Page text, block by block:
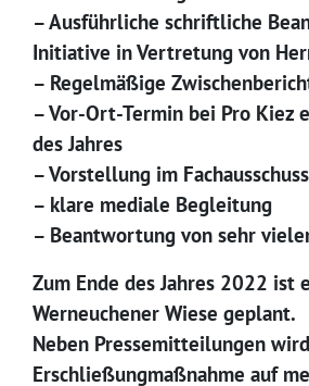
– Ausführliche schriftliche
Initiative in Vertretung von
– Regelmäßige
– Vor-Ort-Termin bei Pro Kiez
des Jahres
– Vorstellung im
– klare mediale Begleitung
– Beantwortung von sehr
Zum Ende des Jahres 2022
Werneuchener Wiese geplant.
Neben Pressemitteilungen
Erschließungmaßnahme auf